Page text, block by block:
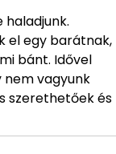
haladjunk.
el egy barátnak,
bánt. Idővel
nem vagyunk
szerethetőek és